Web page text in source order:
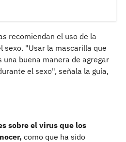
recomiendan el uso de la
sexo. "Usar la mascarilla que
buena manera de agregar
el sexo", señala la guía,
sobre el virus que los
como que ha sido